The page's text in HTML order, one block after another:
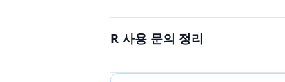
R 사용 문의 정리